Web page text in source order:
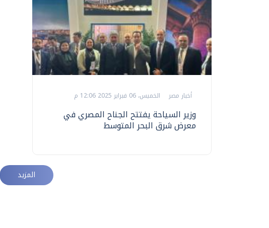
أخبار مصر الخميس، 06 فبراير 2025 12:06 م
وزير السياحة يفتتح الجناح المصري في
معرض شرق البحر المتوسط
المزيد